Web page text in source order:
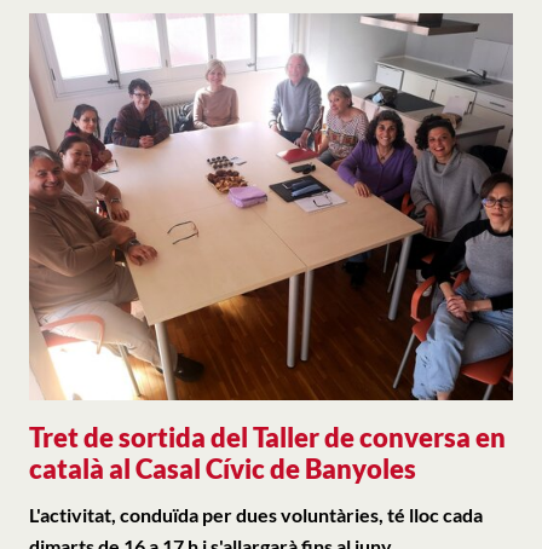
Tret de sortida del Taller de conversa en
català al Casal Cívic de Banyoles
L'activitat, conduïda per dues voluntàries, té lloc cada